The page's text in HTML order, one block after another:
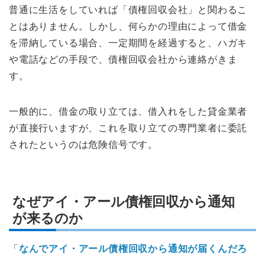
普通に生活をしていれば「債権回収会社」と関わるこ
とはありません。しかし、何らかの理由によって借金
を滞納している場合、一定期間を経過すると、ハガキ
や電話などの手段で、債権回収会社から連絡がきま
す。
一般的に、借金の取り立ては、借入れをした貸金業者
が直接行いますが、これを取り立ての専門業者に委託
されたというのは危険信号です。
なぜアイ・アール債権回収から通知
が来るのか
「 なんでアイ・アール債権回収から通知が届くんだろ